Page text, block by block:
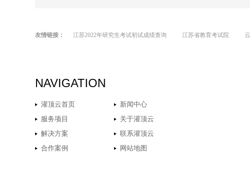
友情链接： 江苏2022年研究生考试初试成绩查询 江苏省教育考试院
NAVIGATION
灌顶云首页
新闻中心
服务项目
关于灌顶云
解决方案
联系灌顶云
合作案例
网站地图